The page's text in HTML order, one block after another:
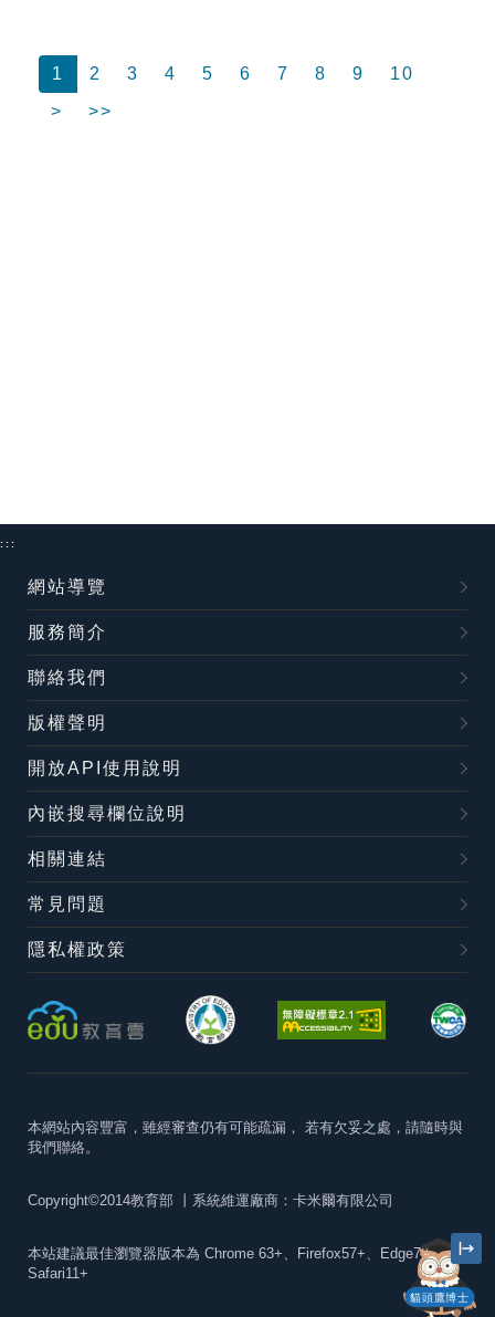
1 2 3 4 5 6 7 8 9
10
>
>>
貓頭鷹博士
:::
網站導覽
服務簡介
聯絡我們
版權聲明
開放API使用說明
內嵌搜尋欄位說明
相關連結
常見問題
隱私權政策
本網站內容豐富，雖經審查仍有可能疏漏， 若有欠妥之處，請隨時與
我們聯絡。
Copyright©2014教育部 丨系統維運廠商：卡米爾有限公司
本站建議最佳瀏覽器版本為 Chrome 63+、Firefox57+、Edge79+及
Safari11+